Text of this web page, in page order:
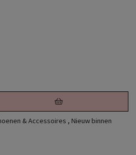
& Accessoires , Nieuw binnen